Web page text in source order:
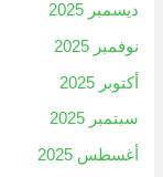
ديسمبر 2025
نوفمبر 2025
أكتوبر 2025
سبتمبر 2025
أغسطس 2025